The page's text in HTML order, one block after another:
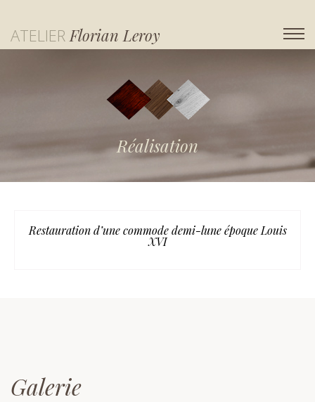
ATELIERFlorian Leroy
Réalisation
Restauration d’une commode demi-lune époque Louis
XVI
Galerie